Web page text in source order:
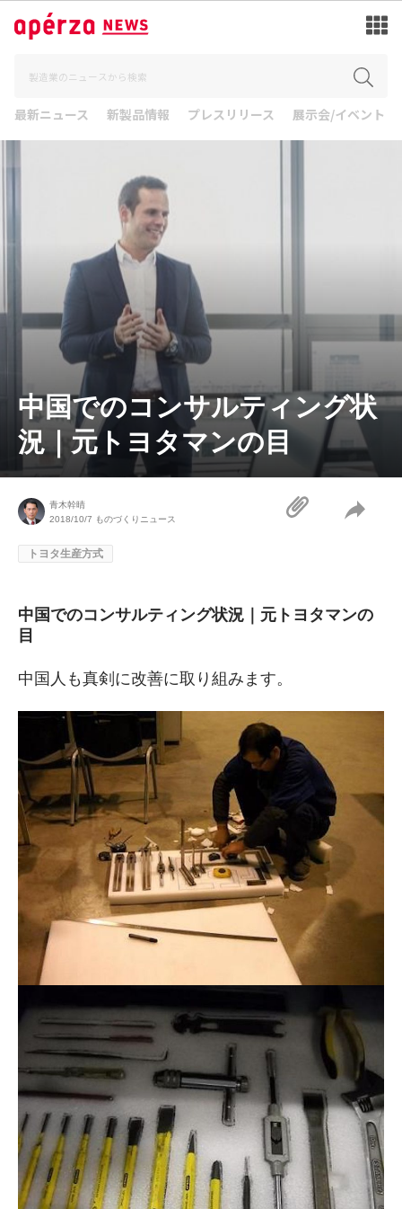
最新ニュース 新製品情報 プレスリリース 展示会/イベント
中国でのコンサルティング状
況｜元トヨタマンの目
青木幹晴
2018/10/7 ものづくりニュース
トヨタ生産方式
中国でのコンサルティング状況｜元トヨタマンの
目
中国人も真剣に改善に取り組みます。